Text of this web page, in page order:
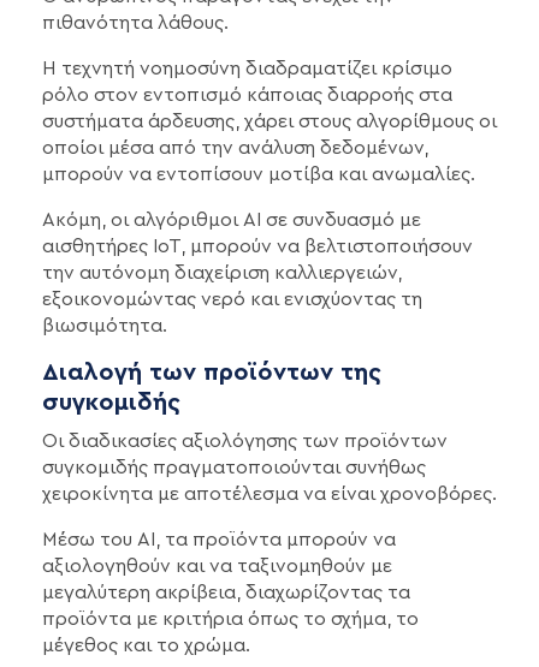
πιθανότητα λάθους.
Η τεχνητή νοημοσύνη διαδραματίζει κρίσιμο
ρόλο στον εντοπισμό κάποιας διαρροής στα
συστήματα άρδευσης, χάρει στους αλγορίθμους οι
οποίοι μέσα από την ανάλυση δεδομένων,
μπορούν να εντοπίσουν μοτίβα και ανωμαλίες.
Ακόμη, οι αλγόριθμοι AI σε συνδυασμό με
αισθητήρες IoT, μπορούν να βελτιστοποιήσουν
την αυτόνομη διαχείριση καλλιεργειών,
εξοικονομώντας νερό και ενισχύοντας τη
βιωσιμότητα.
Διαλογή των προϊόντων της
συγκομιδής
Οι διαδικασίες αξιολόγησης των προϊόντων
συγκομιδής πραγματοποιούνται συνήθως
χειροκίνητα με αποτέλεσμα να είναι χρονοβόρες.
Μέσω του AI, τα προϊόντα μπορούν να
αξιολογηθούν και να ταξινομηθούν με
μεγαλύτερη ακρίβεια, διαχωρίζοντας τα
προϊόντα με κριτήρια όπως το σχήμα, το
μέγεθος και το χρώμα.